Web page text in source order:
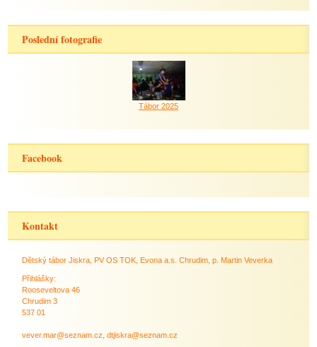
Poslední fotografie
Tábor 2025
Facebook
Kontakt
Dětský tábor Jiskra, PV OS TOK, Evona a.s. Chrudim, p. Martin Veverka
Přihlášky:
Rooseveltova 46
Chrudim 3
537 01
vever.mar@seznam.cz, dtjiskra@seznam.cz